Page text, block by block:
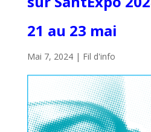
21 au 23 mai
Mai 7, 2024| Fil d'info